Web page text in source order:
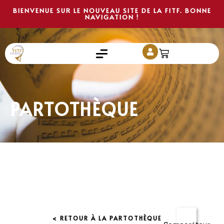
BIENVENUE SUR LE NOUVEAU SITE DE LA FITF. BONNE
NAVIGATION !
PARTOTHÈQUE
< RETOUR À LA PARTOTHÈQUE